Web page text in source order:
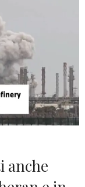
anche